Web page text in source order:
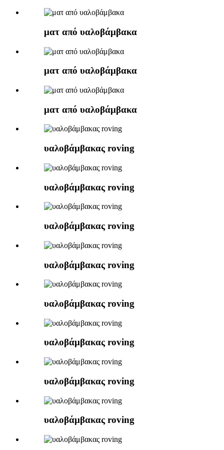
ματ από υαλοβάμβακα
ματ από υαλοβάμβακα
ματ από υαλοβάμβακα
υαλοβάμβακας roving
υαλοβάμβακας roving
υαλοβάμβακας roving
υαλοβάμβακας roving
υαλοβάμβακας roving
υαλοβάμβακας roving
υαλοβάμβακας roving
υαλοβάμβακας roving